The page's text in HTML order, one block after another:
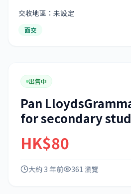
交收地區：未設定
面交
出售中
Pan
for secondary
HK$80
大約 3 年前 361 瀏覽